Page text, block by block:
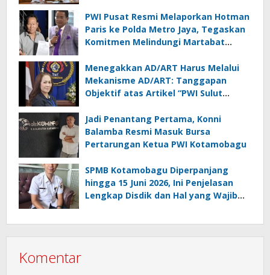
PWI Pusat Resmi Melaporkan Hotman
Paris ke Polda Metro Jaya, Tegaskan
Komitmen Melindungi Martabat
Menegakkan AD/ART Harus Melalui
Mekanisme AD/ART: Tanggapan
Objektif atas Artikel “PWI Sulut
Melanggar Aturan”
Jadi Penantang Pertama, Konni
Balamba Resmi Masuk Bursa
Pertarungan Ketua PWI Kotamobagu
SPMB Kotamobagu Diperpanjang
hingga 15 Juni 2026, Ini Penjelasan
Lengkap Disdik dan Hal yang Wajib
Komentar